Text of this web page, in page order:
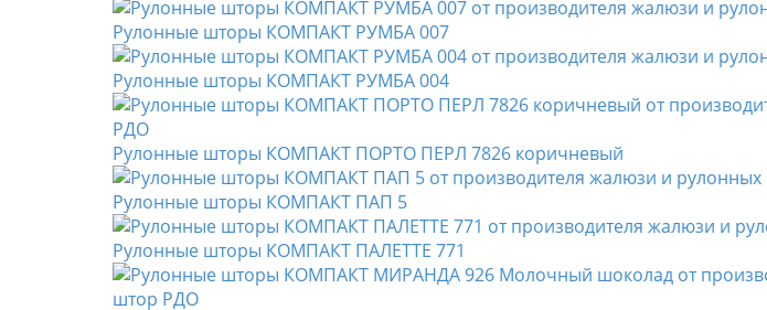
Рулонные шторы КОМПАКТ РУМБА 007
Рулонные шторы КОМПАКТ РУМБА 004
Рулонные шторы КОМПАКТ ПОРТО ПЕРЛ 7826 коричневый
Рулонные шторы КОМПАКТ ПАП 5
Рулонные шторы КОМПАКТ ПАЛЕТТЕ 771